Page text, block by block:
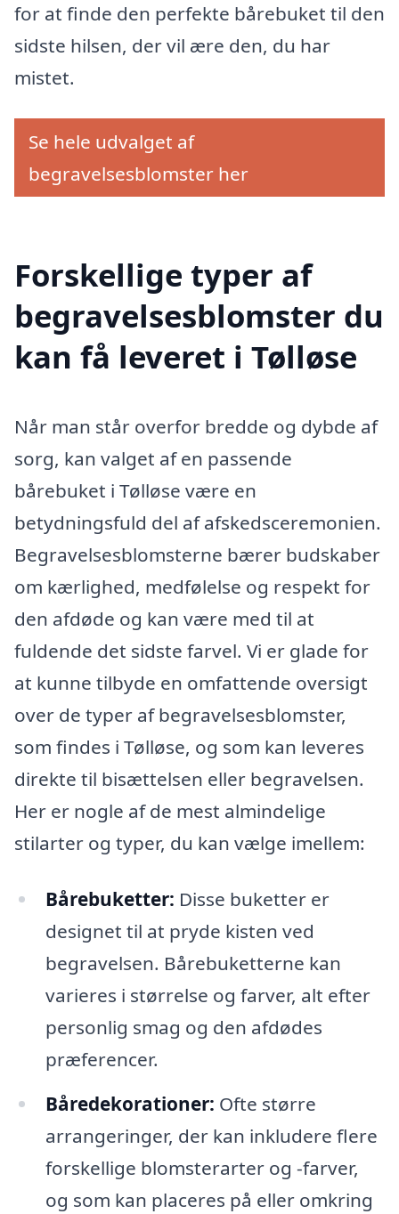
for at finde den perfekte bårebuket til den
sidste hilsen, der vil ære den, du har
mistet.
Se hele udvalget af
begravelsesblomster her
Forskellige typer af
begravelsesblomster du
kan få leveret i Tølløse
Når man står overfor bredde og dybde af
sorg, kan valget af en passende
bårebuket i Tølløse være en
betydningsfuld del af afskedsceremonien.
Begravelsesblomsterne bærer budskaber
om kærlighed, medfølelse og respekt for
den afdøde og kan være med til at
fuldende det sidste farvel. Vi er glade for
at kunne tilbyde en omfattende oversigt
over de typer af begravelsesblomster,
som findes i Tølløse, og som kan leveres
direkte til bisættelsen eller begravelsen.
Her er nogle af de mest almindelige
stilarter og typer, du kan vælge imellem:
Bårebuketter: Disse buketter er
designet til at pryde kisten ved
begravelsen. Bårebuketterne kan
varieres i størrelse og farver, alt efter
personlig smag og den afdødes
præferencer.
Båredekorationer: Ofte større
arrangeringer, der kan inkludere flere
forskellige blomsterarter og -farver,
og som kan placeres på eller omkring